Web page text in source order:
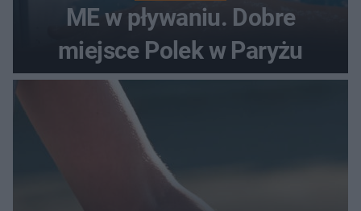
ME w pływaniu. Dobre
miejsce Polek w Paryżu